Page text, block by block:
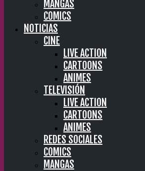
MANGAS
COMICS
NOTICIAS
CINE
LIVE ACTION
CARTOONS
ANIMES
TELEVISIÓN
LIVE ACTION
CARTOONS
ANIMES
REDES SOCIALES
COMICS
MANGAS